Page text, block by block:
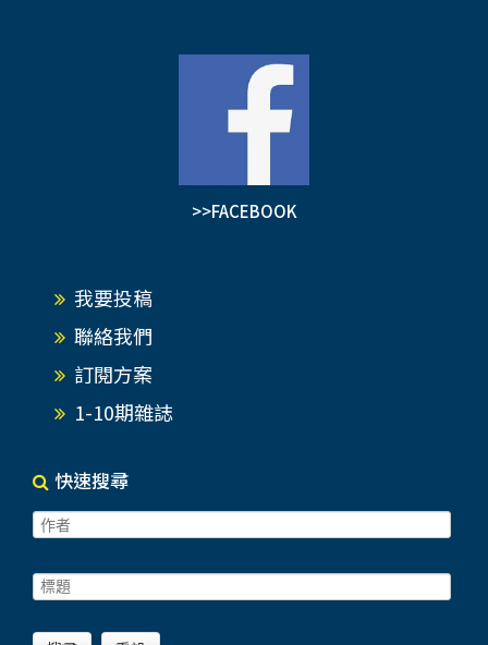
>>FACEBOOK
我要投稿
聯絡我們
訂閱方案
1-10期雜誌
快速搜尋